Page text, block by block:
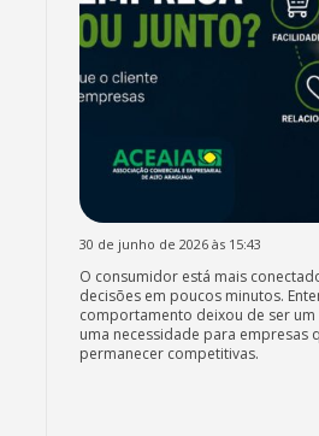
30 de junho de 2026 às 15:43
O consumidor está mais
decisões em poucos minutos.
comportamento deixou de ser
uma necessidade para empresas
permanecer competitivas.